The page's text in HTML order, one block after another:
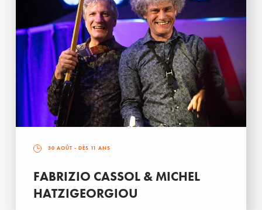
30 AOÛT - DÈS 11 ANS
FABRIZIO CASSOL & MICHEL
HATZIGEORGIOU